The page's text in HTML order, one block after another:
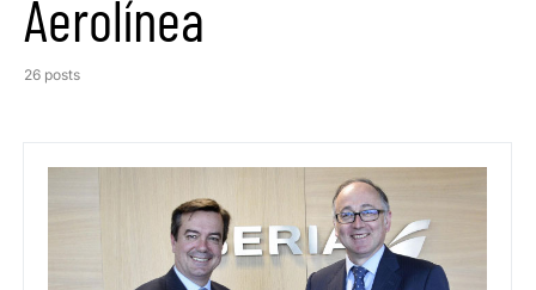
Aerolínea
26 posts